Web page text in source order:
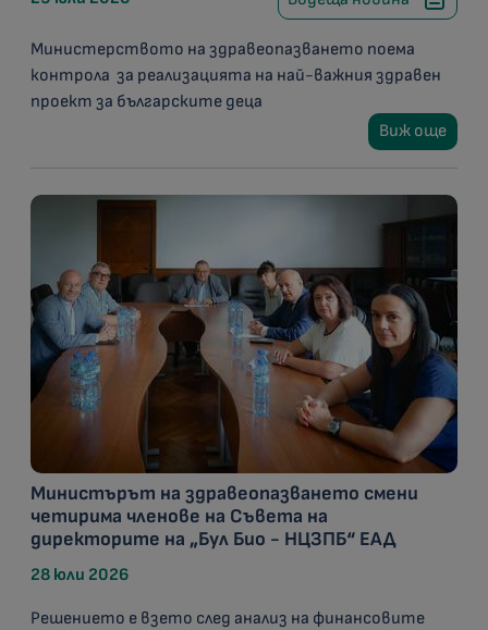
Министерството на здравеопазването поема
контрола за реализацията на най-важния здравен
проект за българските деца
Виж още
Министърът на здравеопазването смени
четирима членове на Съвета на
директорите на „Бул Био - НЦЗПБ“ ЕАД
28 юли 2026
Решението е взето след анализ на финансовите